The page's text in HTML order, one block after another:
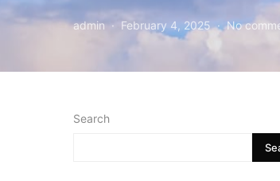
admin February 4, 2025 No
Search